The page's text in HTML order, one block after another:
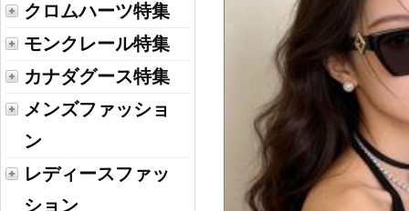
クロムハーツ特集
モンクレール特集
カナダグース特集
メンズファッショ
ン
レディースファッ
ション